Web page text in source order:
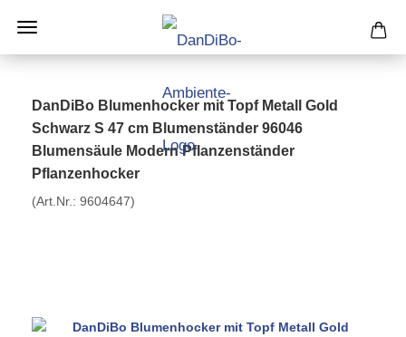
DanDiBo Blumenhocker mit Topf Metall Gold
Schwarz S 47 cm Blumenständer 96046
Blumensäule Modern Pflanzenständer
Pflanzenhocker
(Art.Nr.: 9604647)